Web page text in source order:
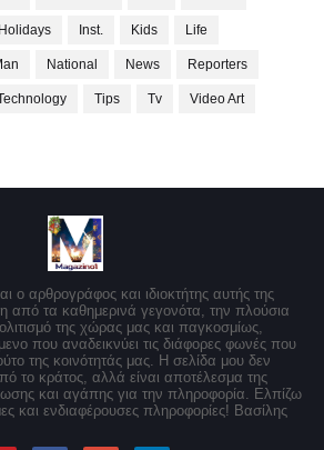
Holidays Inst. Kids Life
National News Reporters
Tips Tv Video Art
ο αρθρογράφος και ιδιοκτήτης αυτής της
από τα καθημερινά γεγονότα, την πλούσια
της χώρας μας και παγκοσμίως,
που αναδεικνύει τις διάφορες φωνές που
της κοινότητάς μας. Η σελίδα μου δεν
το κράτος, αλλά είναι αποτέλεσμα της
και αγάπης για την πληροφορία. Ελπίζω
και ενδιαφέρουσες πληροφορίες! Βασίλης